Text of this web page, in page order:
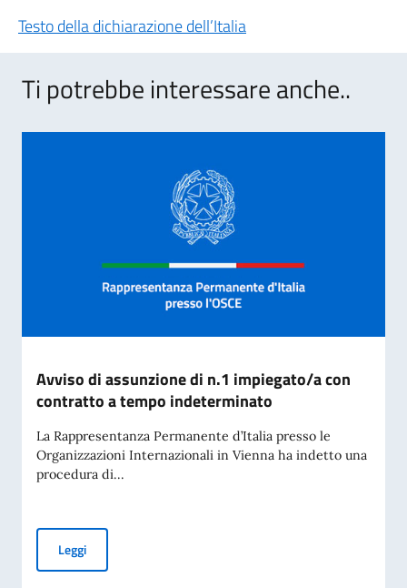
Testo della dichiarazione dell’Italia
Ti potrebbe interessare anche..
Avviso di assunzione di n.1 impiegato/a con
contratto a tempo indeterminato
La Rappresentanza Permanente d’Italia presso le
Organizzazioni Internazionali in Vienna ha indetto una
procedura di...
LeggiAvviso di assunzione di n.1 impiegato/a con contratto a